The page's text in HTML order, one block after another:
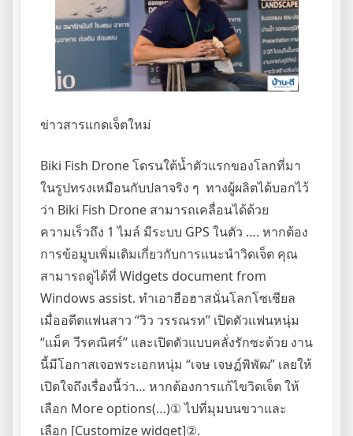
ข่าวสารแกดเจ็ตใหม่
Biki Fish Drone โดรนใต้น้ำตัวแรกของโลกที่มา
ในรูปทรงเหมือนกับปลาจริง ๆ ทางผู้ผลิตได้บอกไว้
ว่า Biki Fish Drone สามารถเคลื่อนได้ด้วย
ความเร็วถึง 1 ไมล์ มีระบบ GPS ในตัว …. หากต้อง
การข้อมูบเพิ่มเติมเกี่ยวกับการแนะนำวิดเจ็ต คุณ
สามารถดูได้ที่ Widgets document from
Windows assist. ทำเอาฮือฮาสนั่นโลกโซเชียล
เมื่ออดีตแฟนสาว “วิว วรรณรท” เปิดตัวแฟนหนุ่ม
“แม็ค วีรคณิศร์” และเปิดตัวแบบคลั่งรักซะด้วย งาน
นี้มีโอกาสเจอพระเอกหนุ่ม “เจษ เจษฏ์พิพัฒ” เลยให้
เปิดใจถึงเรื่องนี้ว่า… หากต้องการแก้ไขวิดเจ็ต ให้
เลือก More options(…)① ไปที่มุมบนขวาและ
เลือก [Customize widget]②.